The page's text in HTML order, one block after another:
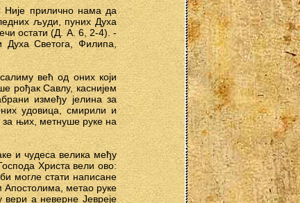
Није прилично нама да
људи, пуних Духа
остати (Д. А. 6, 2-4). -
Светога, Филипа,
већ од оних који
рођак Савлу, каснијем
између јелина за
удовица, смирили и
њих, метнуше руке на
и чудеса велика међу
Христа вели ово:
могле стати написане
Апостолима, метао руке
а неверне Јевреје